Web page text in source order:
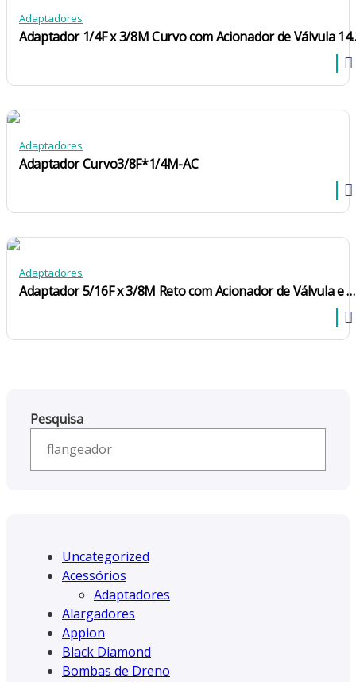
Adaptadores
Adaptador 1/4F x 3/
Adaptadores
Adaptador Curvo3/8F*1/4M-AC
Adaptadores
Adaptador 5/16F x 3/8M Reto com Acionador de Válvula e Registro 516F38M-ARSR
Pesquisa
Uncategorized
Acessórios
Adaptadores
Alargadores
Appion
Black Diamond
Bombas de Dreno